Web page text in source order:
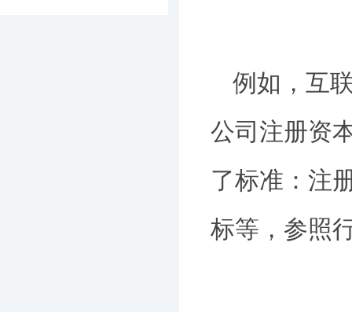
例如，互
公司注册资
了标准：注
标等，参照